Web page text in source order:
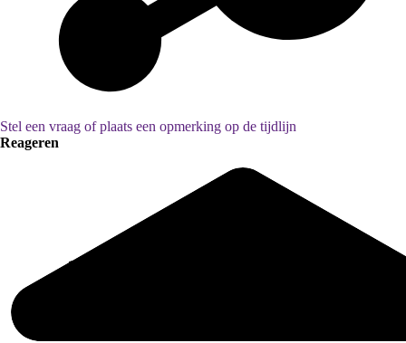
Stel een vraag of plaats een opmerking op de tijdlijn
Reageren